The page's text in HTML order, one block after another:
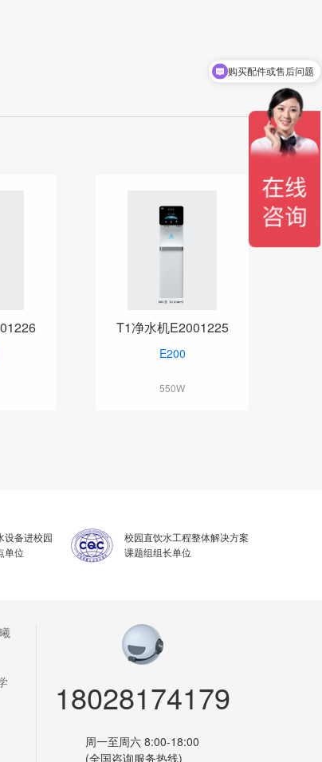
T1净水机E2001225
E200
550W
设备进校园
单位
校园直饮水工程整体解决方案
课题组组长单位
18028174179
周一至周六 8:00-18:00
(全国咨询服务热线)
购买配件或售后问题